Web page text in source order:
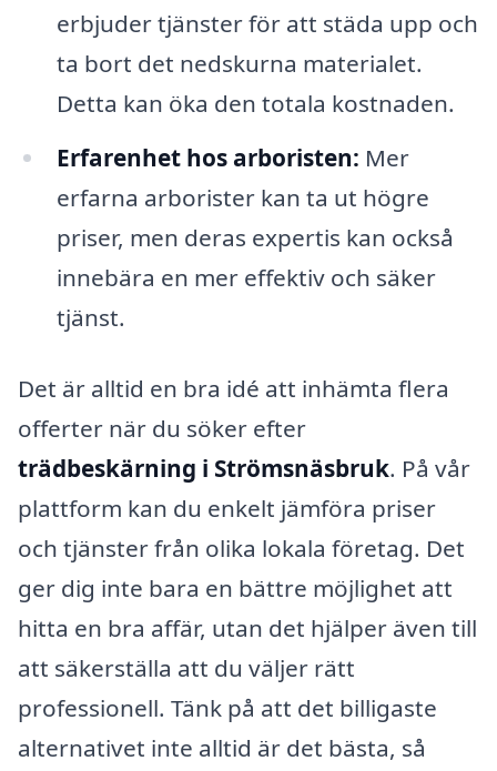
erbjuder tjänster för att städa upp och
ta bort det nedskurna materialet.
Detta kan öka den totala kostnaden.
Erfarenhet hos arboristen: Mer
erfarna arborister kan ta ut högre
priser, men deras expertis kan också
innebära en mer effektiv och säker
tjänst.
Det är alltid en bra idé att inhämta flera
offerter när du söker efter
trädbeskärning i Strömsnäsbruk. På vår
plattform kan du enkelt jämföra priser
och tjänster från olika lokala företag. Det
ger dig inte bara en bättre möjlighet att
hitta en bra affär, utan det hjälper även till
att säkerställa att du väljer rätt
professionell. Tänk på att det billigaste
alternativet inte alltid är det bästa, så